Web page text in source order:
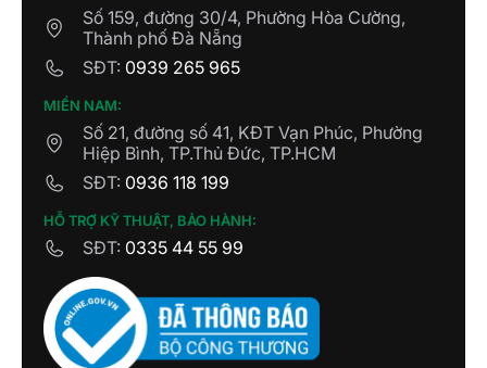
Số 159, đường 30/4, Phường Hòa Cường,
Thành phố Đà Nẵng
SĐT: 0939 265 965
MIỀN NAM:
Số 21, đường số 41, KĐT Vạn Phúc, Phường
Hiệp Bình, TP.Thủ Đức, TP.HCM
SĐT: 0936 118 199
HỖ TRỢ KỸ THUẬT, BẢO HÀNH:
SĐT: 0335 44 55 99